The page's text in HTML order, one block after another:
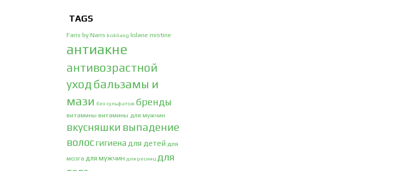
TAGS
Faris by Naris kokliang lolane mistine
антиакне
антивозрастной
уход бальзамы и
мази без сульфатов бренды
витамины витамины для мужчин
вкусняшки выпадение
волос гигиена для детей для
мозга для мужчин для ресниц для